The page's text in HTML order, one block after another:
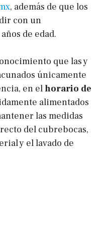
, además de que los
con un
de edad.
que las y
únicamente
en elhorario de
alimentados
las medidas
del cubrebocas,
y el lavado de